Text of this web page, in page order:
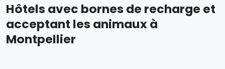
Hôtels avec bornes de recharge et
acceptant les animaux à
Montpellier